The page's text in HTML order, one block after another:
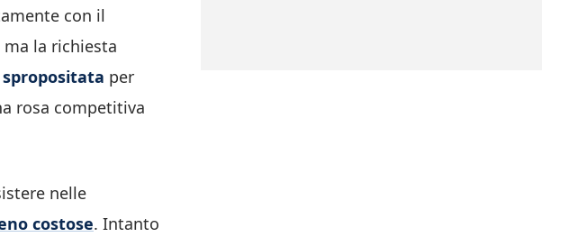
con il
la richiesta
per
rosa competitiva
nelle
costose. Intanto